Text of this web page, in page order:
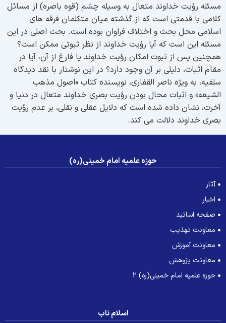
رؤیت خداوند متعال به وسیله چشم (قوه باصره) از مسائل
با قدمتی است که از گذشته میان متکلمان فرقه های
محل بحث و اختلاف فراوان بوده است. بحث اصلی در این
این است که آیا رؤیت خداوند از نظر ثبوتی ممکن است؟
پس از ثبوت امکان رؤیت خداوند یا فارغ از آن، آیا در
اثبات، دلیلی بر آن وجود دارد؟ در این نوشتار با نقد دیدگاه
به ویژه ناصر القفاری، نویسنده کتاب «اصول مذهب
و اثبات محال بودن رؤیت بصری خداوند متعال در دنیا و
نشان داده شده است که دلایل عقلی و نقلی، بر عدم رؤیت
خداوند دلالت می کند.
حوزه علمیه امام خمینی(ره)
آثار
اخبار
صفحه اساتید
معاونت تهذیب
معاونت آموزش
معاونت پژوهش
حوزه علمیه امام خمینی(ره) 2
اسلام ناب